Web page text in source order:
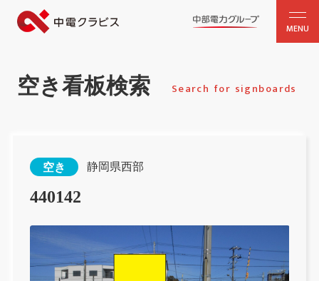
MENU
空き看板検索 Search for signboards
空き 静岡県西部
440142